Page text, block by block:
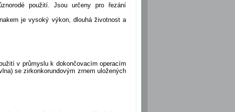
použití. Jsou určeny pro řezání
je vysoký výkon, dlouhá životnost a
v průmyslu k dokončovacím operacím
se zirkonkorundovým zrnem uložených